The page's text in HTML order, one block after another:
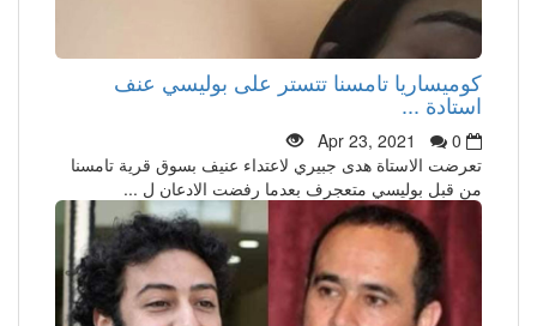
كوميساريا تامسنا تتستر على بوليسي عنف
استادة ...
Apr 23, 2021
0
تعرضت الاستاة هدى جبيري لاعتداء عنيف بسوق قرية تامسنا
من قبل بوليسي متعجرف بعدما رفضت الادعان ل ...